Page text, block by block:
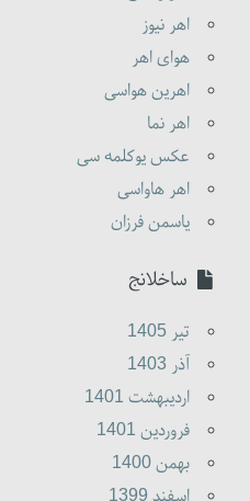
اهر نیوز
هوای اهر
اهرین هواسی
اهر نما
عکس یوکلمه سی
اهر هاواسی
یاسمن فرزان
ساخلانج
تير 1405
آذر 1403
ارديبهشت 1401
فروردين 1401
بهمن 1400